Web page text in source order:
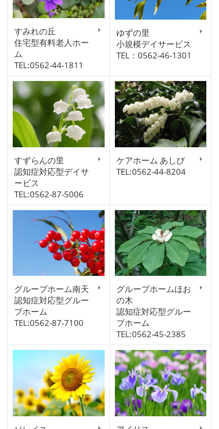
すみれの丘
住宅型有料老人ホー
ム
TEL:0562-44-1811
ゆずの里
小規模デイサービス
TEL：0562-46-1301
すずらんの里
認知症対応型デイサ
ービス
TEL:0562-87-5006
ケアホーム あしび
TEL:0562-44-8204
グループホーム南天
認知症対応型グルー
プホーム
TEL:0562-87-7100
グループホームほお
の木
認知症対応型グルー
プホーム
TEL:0562-45-2385